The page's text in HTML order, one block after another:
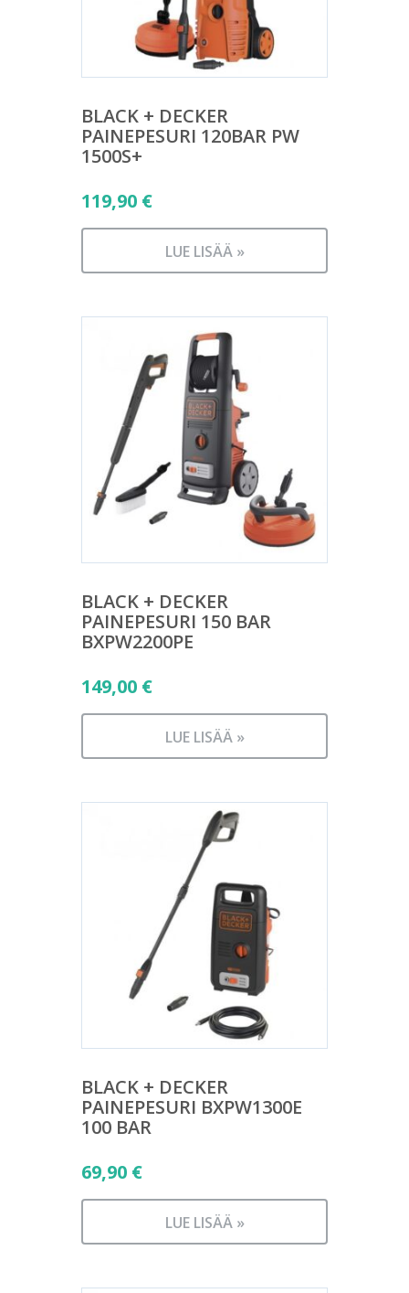
BLACK + DECKER
PAINEPESURI 120BAR PW
1500S+
119,90 €
LUE LISÄÄ »
BLACK + DECKER
PAINEPESURI 150 BAR
BXPW2200PE
149,00 €
LUE LISÄÄ »
BLACK + DECKER
PAINEPESURI BXPW1300E
100 BAR
69,90 €
LUE LISÄÄ »